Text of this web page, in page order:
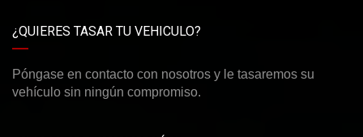
¿QUIERES TASAR TU VEHICULO?
Póngase en contacto con nosotros y le tasaremos su
vehículo sin ningún compromiso.